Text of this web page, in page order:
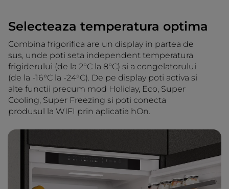
Selecteaza temperatura optima
Combina frigorifica are un display in partea de
sus, unde poti seta independent temperatura
frigiderului (de la 2°C la 8°C) si a congelatorului
(de la -16°C la -24°C). De pe display poti activa si
alte functii precum mod Holiday, Eco, Super
Cooling, Super Freezing si poti conecta
produsul la WIFI prin aplicatia hOn.